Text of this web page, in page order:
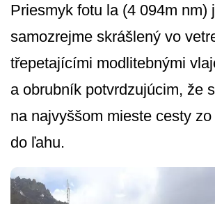
Priesmyk fotu la (4 094m nm)
samozrejme skrášlený vo
třepetajícími modlitebnými
a obrubník potvrdzujúcim, že
na najvyššom mieste cesty
do ľahu.